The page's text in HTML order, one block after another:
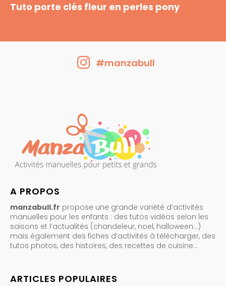
Tuto porte clés fleur en perles pony
#manzabull
A PROPOS
manzabull.fr propose une grande variété d’activités
manuelles pour les enfants : des tutos vidéos selon les
saisons et l’actualités (chandeleur, noel, halloween…)
mais également des fiches d’activités à télécharger, des
tutos photos, des histoires, des recettes de cuisine…
ARTICLES POPULAIRES